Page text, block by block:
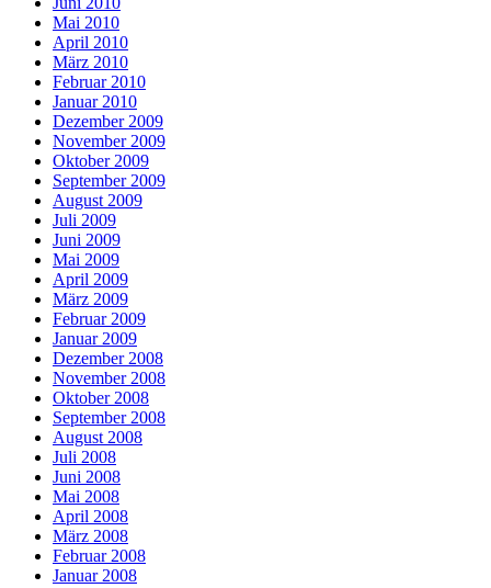
Mai 2010
April 2010
März 2010
Februar 2010
Januar 2010
Dezember 2009
November 2009
Oktober 2009
September 2009
August 2009
Juli 2009
Juni 2009
Mai 2009
April 2009
März 2009
Februar 2009
Januar 2009
Dezember 2008
November 2008
Oktober 2008
September 2008
August 2008
Juli 2008
Juni 2008
Mai 2008
April 2008
März 2008
Februar 2008
Januar 2008